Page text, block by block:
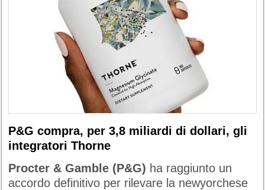
P&G compra, per 3,8 miliardi di dollari, gli
integratori Thorne
Procter & Gamble (P&G) ha raggiunto un
accordo definitivo per rilevare la newyorchese